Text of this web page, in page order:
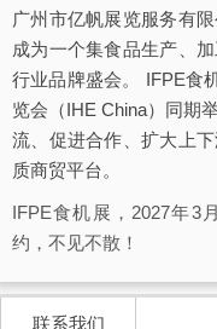
广州市亿帆展览服务有
成为一个集食品生产、
行业品牌盛会。 IFPE食
览会（IHE China）同期
流、促进合作、扩大上
质商贸平台。
IFPE食机展，2027年3
约，不见不散！
联系我们